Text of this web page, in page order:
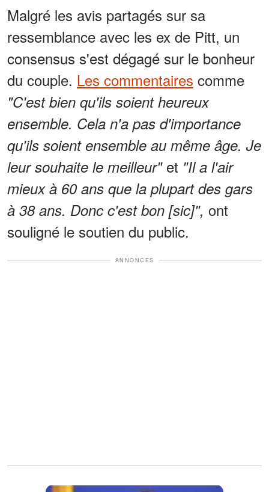
Malgré les avis partagés sur sa
ressemblance avec les ex de Pitt, un
consensus s'est dégagé sur le bonheur
du couple. Les commentaires comme
"C'est bien qu'ils soient heureux
ensemble. Cela n'a pas d'importance
qu'ils soient ensemble au même âge. Je
leur souhaite le meilleur"et "Il a l'air
mieux à 60 ans que la plupart des gars
à 38 ans. Donc c'est bon [sic]", ont
souligné le soutien du public.
ANNONCES